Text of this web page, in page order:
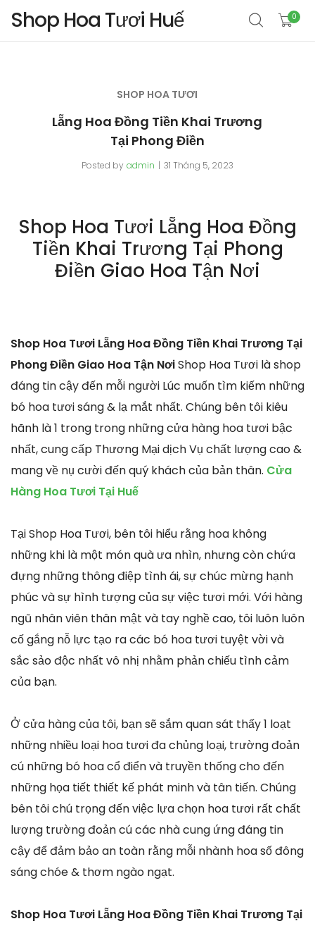
Shop Hoa Tươi Huế 0
SHOP HOA TƯƠI
Lẵng Hoa Đồng Tiền Khai Trương
Tại Phong Điền
Posted by admin 31 Tháng 5, 2023
Shop Hoa Tươi Lẵng Hoa Đồng
Tiền Khai Trương Tại Phong
Điền Giao Hoa Tận Nơi
Shop Hoa Tươi Lẵng Hoa Đồng Tiền Khai Trương Tại
Phong Điền Giao Hoa Tận NơiShop Hoa Tươi là shop
đáng tin cậy đến mỗi người Lúc muốn tìm kiếm những
bó hoa tươi sáng & lạ mắt nhất. Chúng bên tôi kiêu
hãnh là 1 trong trong những cửa hàng hoa tươi bậc
nhất, cung cấp Thương Mại dịch Vụ chất lượng cao &
mang về nụ cười đến quý khách của bản thân. Cửa
Hàng Hoa Tươi Tại Huế
Tại Shop Hoa Tươi, bên tôi hiểu rằng hoa không
những khi là một món quà ưa nhìn, nhưng còn chứa
đựng những thông điệp tình ái, sự chúc mừng hạnh
phúc và sự hình tượng của sự việc tươi mới. Với hàng
ngũ nhân viên thân mật và tay nghề cao, tôi luôn luôn
cố gắng nỗ lực tạo ra các bó hoa tươi tuyệt vời và
sắc sảo độc nhất vô nhị nhằm phản chiếu tình cảm
của bạn.
Ở cửa hàng của tôi, bạn sẽ sắm quan sát thấy 1 loạt
những nhiều loại hoa tươi đa chủng loại, trường đoản
cú những bó hoa cổ điển và truyền thống cho đến
những họa tiết thiết kế phát minh và tân tiến. Chúng
bên tôi chú trọng đến việc lựa chọn hoa tươi rất chất
lượng trường đoản cú các nhà cung ứng đáng tin
cậy để đảm bảo an toàn rằng mỗi nhành hoa số đông
sáng chóe & thơm ngào ngạt.
Shop Hoa Tươi Lẵng Hoa Đồng Tiền Khai Trương Tại